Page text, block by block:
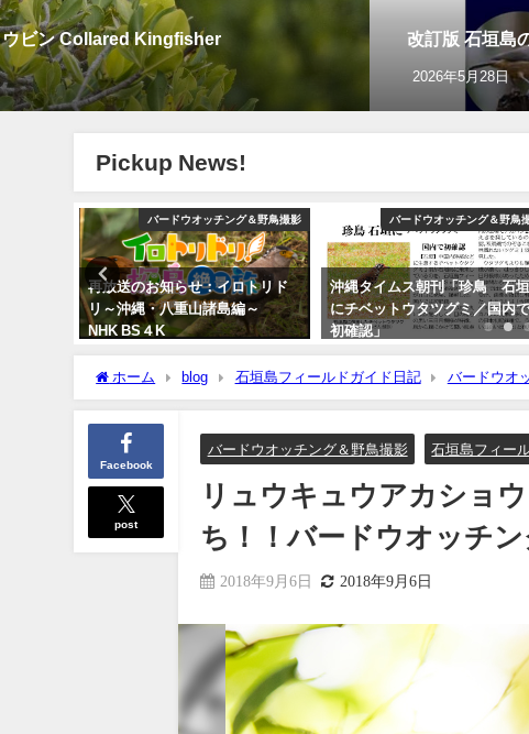
ウビン Collared Kingfisher 改訂版 石垣島
2026年5月28日
Pickup News!
バードウオッチング＆野鳥撮影
再放送のお知らせ：イロトリド
リ～沖縄・八重山諸島編～
NHK BS４K
バードウオッチング＆野鳥
沖縄タイムス朝刊「珍鳥 石
にチベットウタツグミ／国内
初確認」
ホーム blog 石垣島フィールドガイド日記 バードウオ
り鳥たち！！バードウオッチング＆野鳥撮影。
Facebook
post
バードウオッチング＆野鳥撮影 石垣島フィー
リュウキュウアカショ
ち！！バードウオッチン
2018年9月6日 2018年9月6日